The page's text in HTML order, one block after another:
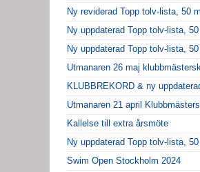
Ny reviderad Topp tolv-lista, 50
Ny uppdaterad Topp tolv-lista,
Ny uppdaterad Topp tolv-lista,
Utmanaren 26 maj
KLUBBREKORD & ny
Utmanaren 21 april
Kallelse till extra årsmöte
Ny uppdaterad Topp tolv-lista,
Swim Open Stockholm 2024